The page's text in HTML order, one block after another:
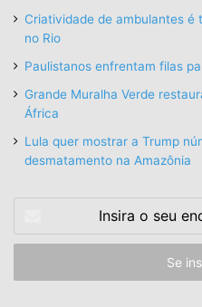
Criatividade de ambulantes
no Rio
Paulistanos enfrentam filas
Grande Muralha Verde
África
Lula quer mostrar a Trump
desmatamento na Amazônia
seu
de